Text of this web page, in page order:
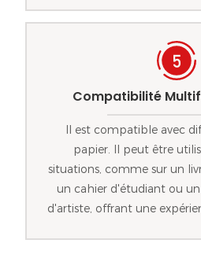
Compatibilité
Il est compatible avec
papier. Il peut être
situations, comme sur un
un cahier d'étudiant ou
d'artiste, offrant une